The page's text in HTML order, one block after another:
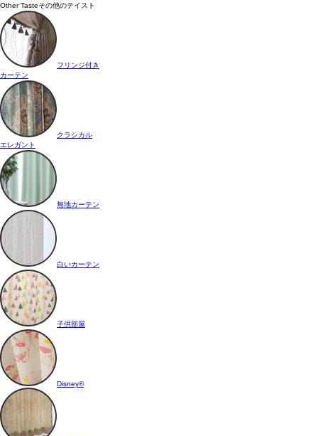
Other Tasteその他のテイスト
フリンジ付き
カーテン
クラシカル
エレガント
無地カーテン
白いカーテン
子供部屋
Disney®